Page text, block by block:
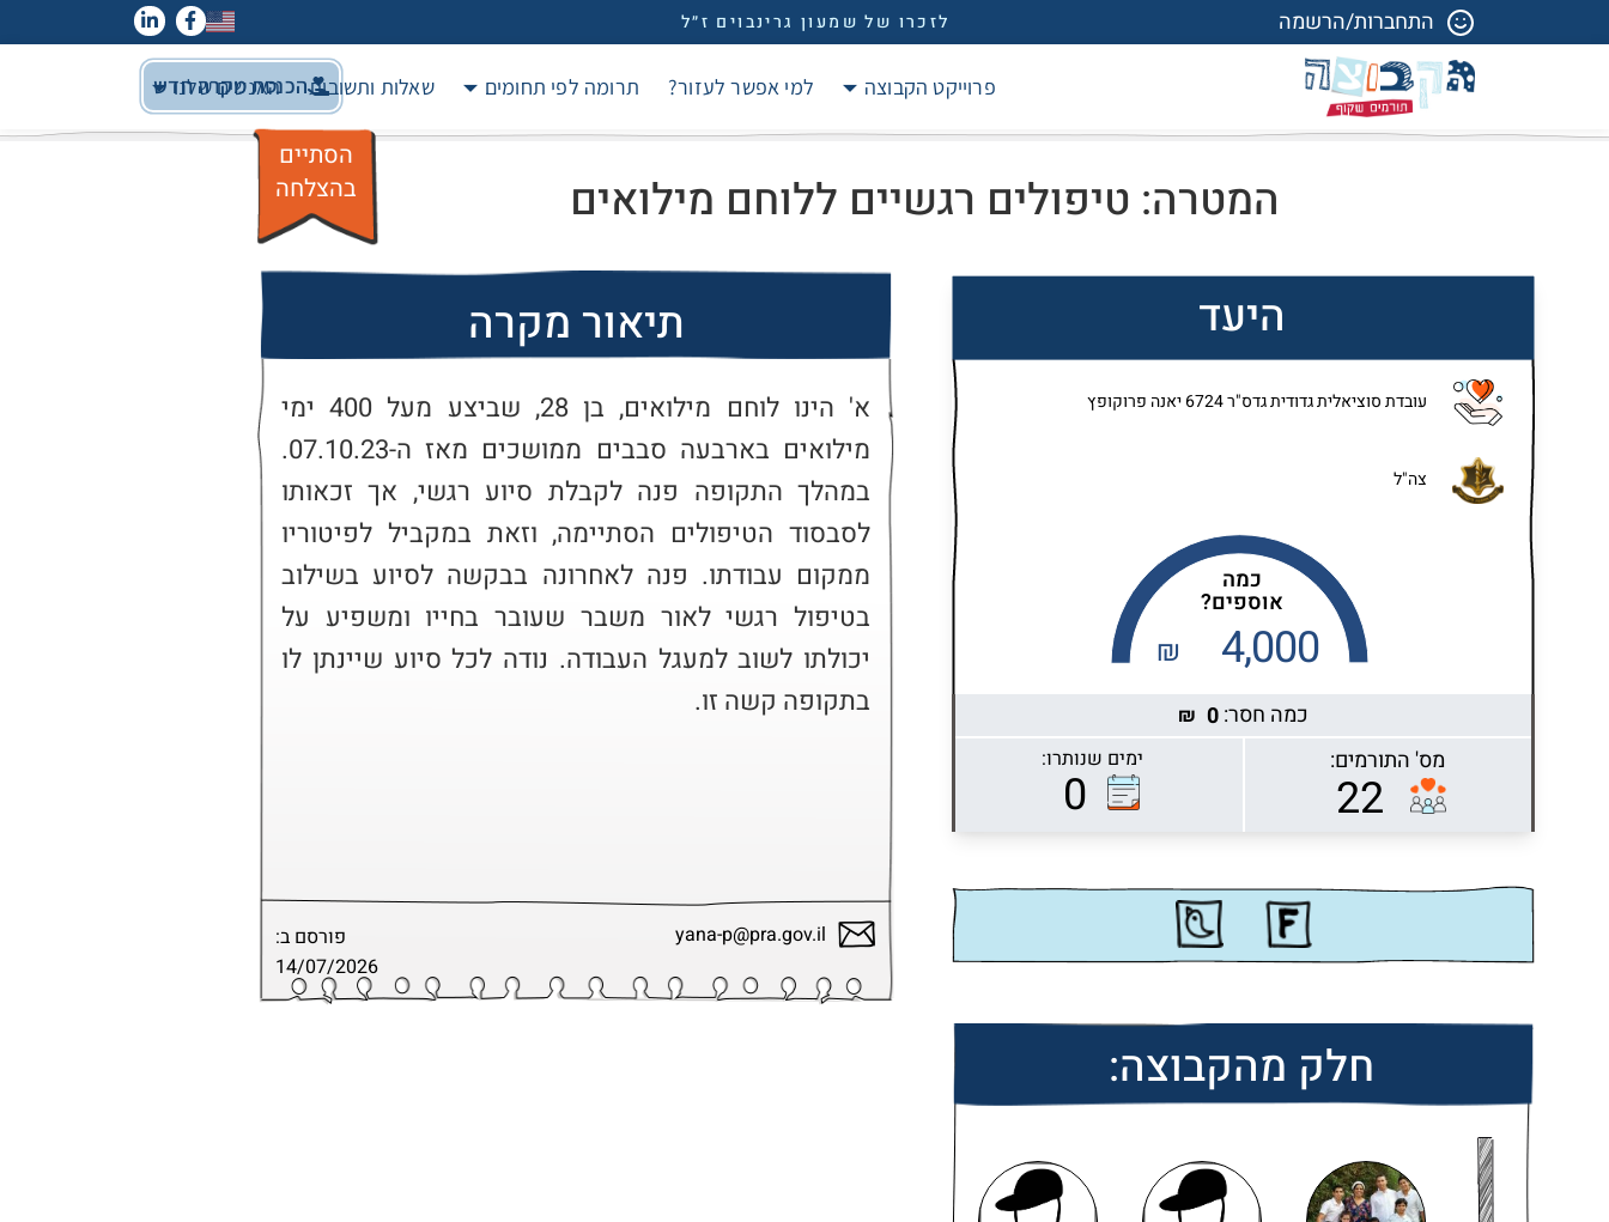
התחברות/הרשמה לזכרו של שמעון גרינבוים ז״ל
פרוייקט הקבוצה למי אפשר לעזור? תרומה לפי תחומים שאלות ותשובות האנשים שלנו
הכנסת מקרה חדש
המטרה: טיפולים רגשיים ללוחם מילואים
הסתיים
בהצלחה
היעד
עובדת סוציאלית גדודית גדס"ר 6724 יאנה פרוקופץ
צה"ל
Highcharts.com
כמה
אוספים?
4,000
₪
כמה חסר:0
₪
מס' התורמים:
22
ימים שנותרו:
0
חלק מהקבוצה:
תיאור מקרה
בתקופה קשה זו.
yana-p@pra.gov.il
פורסם ב:
14/07/2026